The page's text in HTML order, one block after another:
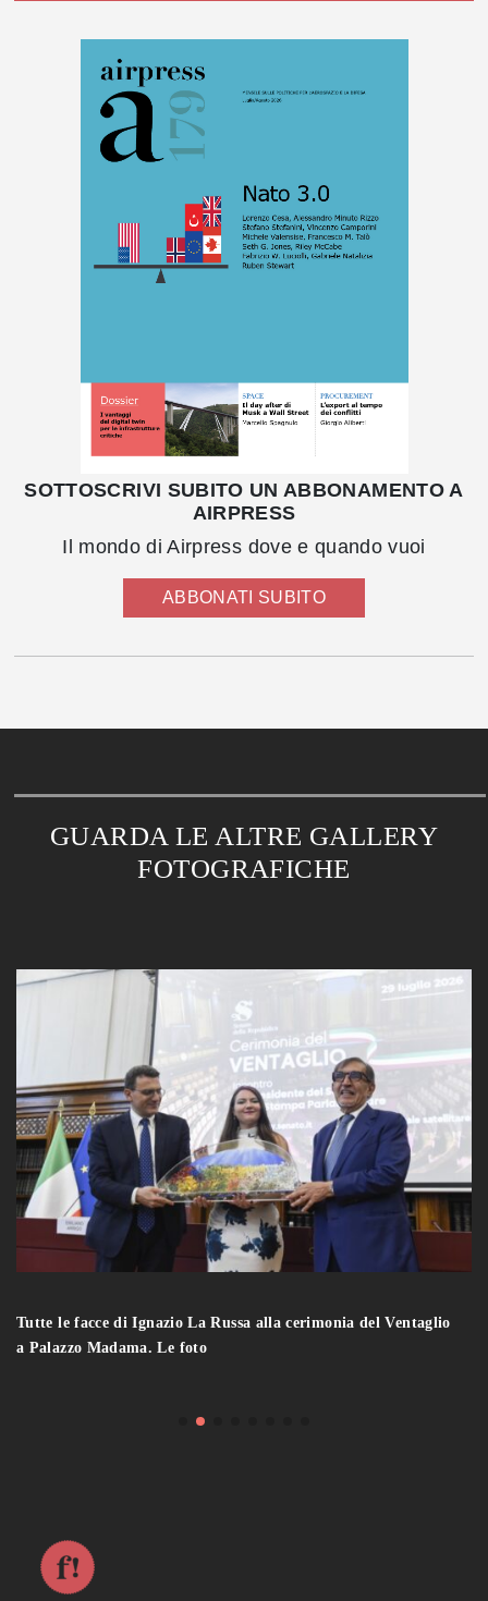
SOTTOSCRIVI SUBITO UN ABBONAMENTO A
AIRPRESS
Il mondo di Airpress dove e quando vuoi
ABBONATI SUBITO
GUARDA LE ALTRE GALLERY
FOTOGRAFICHE
Tutte le facce di Ignazio La Russa alla cerimonia del Ventaglio
a Palazzo Madama. Le foto